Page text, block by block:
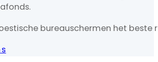
bureauschermen het